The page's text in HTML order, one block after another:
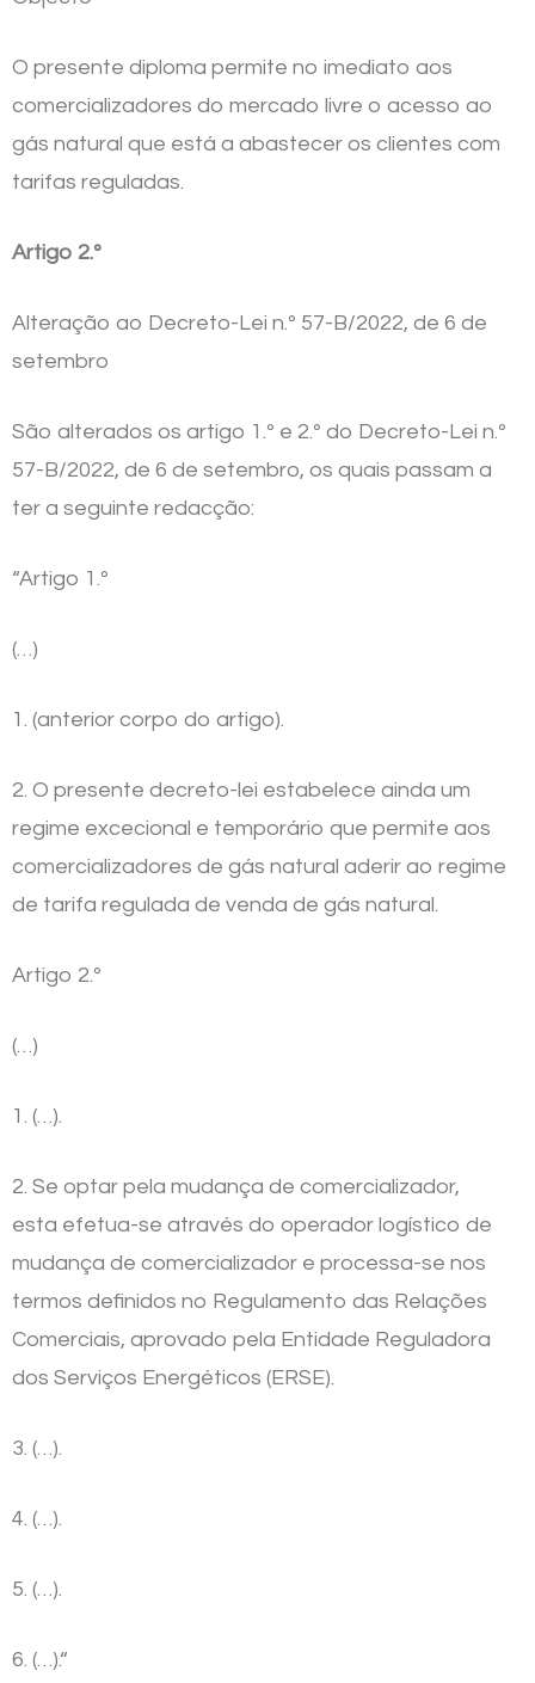
O presente diploma permite no imediato aos
comercializadores do mercado livre o acesso ao
gás natural que está a abastecer os clientes com
tarifas reguladas.
Artigo 2.º
Alteração ao Decreto-Lei n.º 57-B/2022, de 6 de
setembro
São alterados os artigo 1.º e 2.º do Decreto-Lei n.º
57-B/2022, de 6 de setembro, os quais passam a
ter a seguinte redacção:
“Artigo 1.º
(…)
1. (anterior corpo do artigo).
2. O presente decreto-lei estabelece ainda um
regime excecional e temporário que permite aos
comercializadores de gás natural aderir ao regime
de tarifa regulada de venda de gás natural.
Artigo 2.º
(…)
1. (…).
2. Se optar pela mudança de comercializador,
esta efetua-se através do operador logístico de
mudança de comercializador e processa-se nos
termos definidos no Regulamento das Relações
Comerciais, aprovado pela Entidade Reguladora
dos Serviços Energéticos (ERSE).
3. (…).
4. (…).
5. (…).
6. (…).“